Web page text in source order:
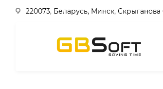
220073, Беларусь, Минск, Скрыганова